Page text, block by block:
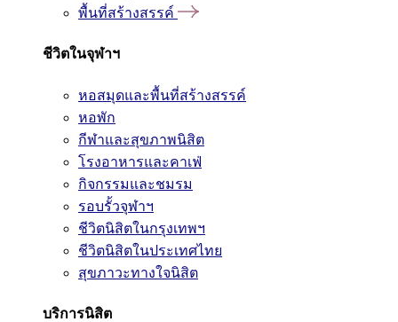
พื้นที่สร้างสรรค์
ชีวิตในจุฬาฯ
หอสมุดและพื้นที่สร้างสรรค์
หอพัก
กีฬาและสุขภาพนิสิต
โรงอาหารและคาเฟ่
กิจกรรมและชมรม
รอบรั้วจุฬาฯ
ชีวิตนิสิตในกรุงเทพฯ
ชีวิตนิสิตในประเทศไทย
สุขภาวะทางใจนิสิต
บริการนิสิต